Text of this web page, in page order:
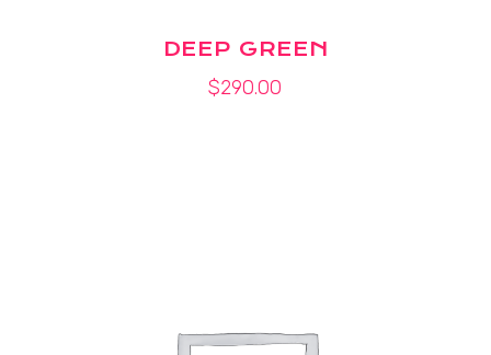
DEEP GREEN
$290.00